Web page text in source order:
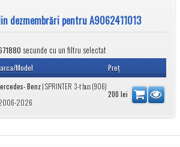
dezmembrări pentru A9062411013
secunde cu un filtru selectat
Model
Preţ
Benz|SPRINTER 3-t bus (906)
2026
200 lei